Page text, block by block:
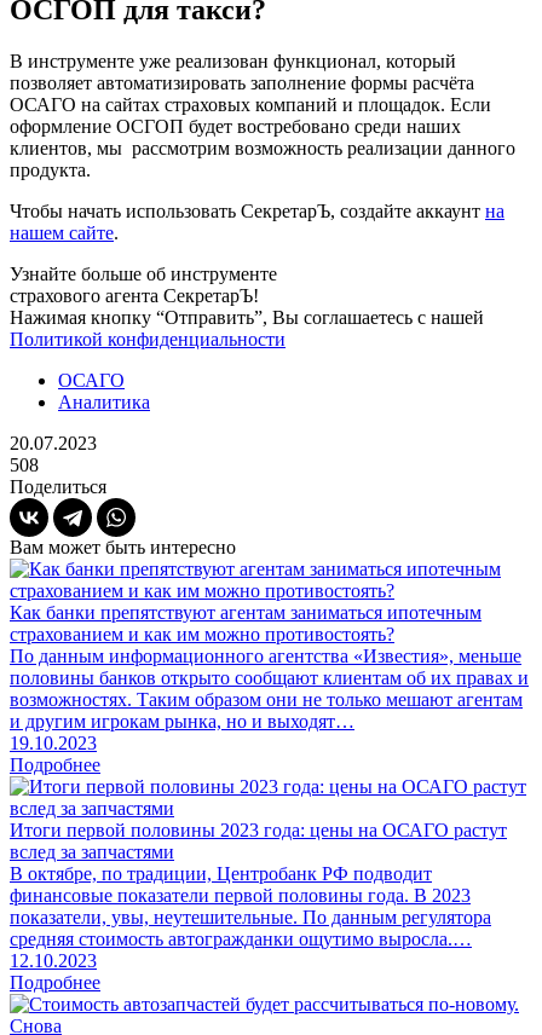
ОСГОП для такси?
В инструменте уже реализован функционал, который
позволяет автоматизировать заполнение формы расчёта
ОСАГО на сайтах страховых компаний и площадок. Если
оформление ОСГОП будет востребовано среди наших
клиентов, мы рассмотрим возможность реализации данного
продукта.
Чтобы начать использовать СекретарЪ, создайте аккаунт на
нашем сайте.
Узнайте больше об инструменте
страхового агента СекретарЪ!
Нажимая кнопку “Отправить”, Вы соглашаетесь с нашей
Политикой конфиденциальности
ОСАГО
Аналитика
20.07.2023
508
Поделиться
Вам может быть интересно
Как банки препятствуют агентам заниматься ипотечным
страхованием и как им можно противостоять?
По данным информационного агентства «Известия», меньше
половины банков открыто сообщают клиентам об их правах и
возможностях. Таким образом они не только мешают агентам
и другим игрокам рынка, но и выходят…
19.10.2023
Подробнее
Итоги первой половины 2023 года: цены на ОСАГО растут
вслед за запчастями
В октябре, по традиции, Центробанк РФ подводит
финансовые показатели первой половины года. В 2023
показатели, увы, неутешительные. По данным регулятора
средняя стоимость автогражданки ощутимо выросла.…
12.10.2023
Подробнее